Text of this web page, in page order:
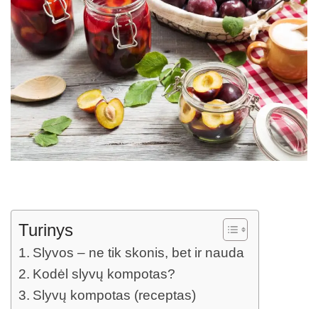
Turinys
Slyvos – ne tik skonis, bet ir nauda
Kodėl slyvų kompotas?
Slyvų kompotas (receptas)